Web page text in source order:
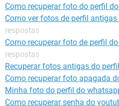
Como recuperar foto do perfil
Como ver fotos de perfil
respostas
Como recuperar foto de perfil
respostas
Recuperar fotos antigas do
Como recuperar foto apagada
Minha foto do perfil do
Como recuperar senha do